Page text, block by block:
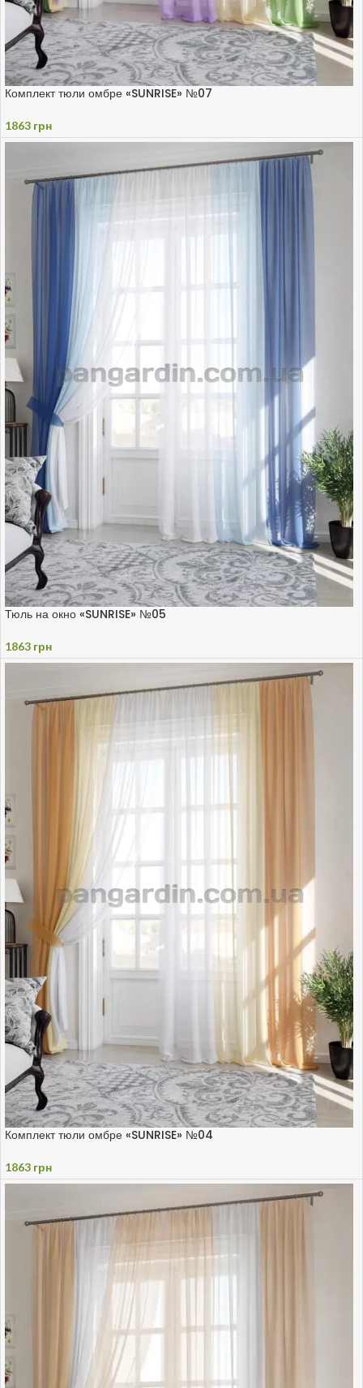
Комплект тюли омбре «SUNRISE» №07
1863 грн
Тюль на окно «SUNRISE» №05
1863 грн
Комплект тюли омбре «SUNRISE» №04
1863 грн